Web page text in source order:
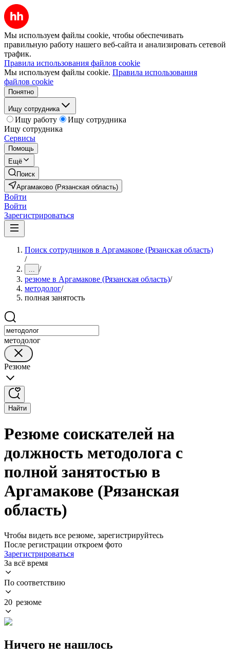
Мы используем файлы cookie, чтобы обеспечивать
правильную работу нашего веб-сайта и анализировать сетевой
трафик.
Правила использования файлов cookie
Мы используем файлы cookie. Правила использования
файлов cookie
Понятно
Ищу сотрудника
Ищу работу
Ищу сотрудника
Ищу сотрудника
Сервисы
Помощь
Ещё
Поиск
Аргамаково (Рязанская область)
Войти
Войти
Зарегистрироваться
Поиск сотрудников в Аргамакове (Рязанская область)
/
... /
резюме в Аргамакове (Рязанская область)/
методолог/
полная занятость
методолог
Резюме
Найти
Резюме соискателей на
должность методолога с
полной занятостью в
Аргамакове (Рязанская
область)
Чтобы видеть все резюме, зарегистрируйтесь
После регистрации откроем фото
Зарегистрироваться
За всё время
По соответствию
20 резюме
Ничего не нашлось